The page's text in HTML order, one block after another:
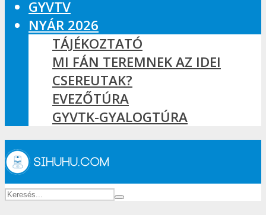
GYVTV
NYÁR 2026
TÁJÉKOZTATÓ
MI FÁN TEREMNEK AZ IDEI
CSEREUTAK?
EVEZŐTÚRA
GYVTK-GYALOGTÚRA